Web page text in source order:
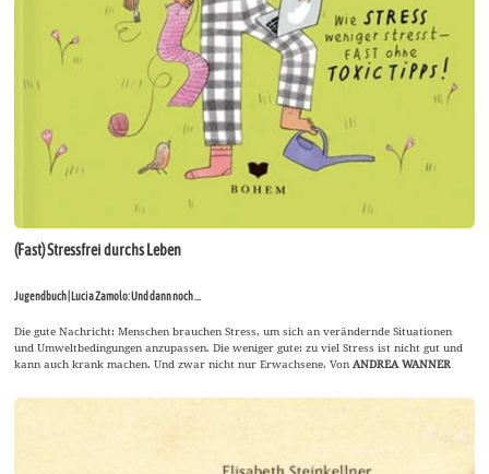
(Fast) Stressfrei durchs Leben
Jugendbuch | Lucia Zamolo: Und dann noch ...
Die gute Nachricht: Menschen brauchen Stress, um sich an verändernde Situationen
und Umweltbedingungen anzupassen. Die weniger gute: zu viel Stress ist nicht gut und
kann auch krank machen. Und zwar nicht nur Erwachsene. VonANDREA WANNER